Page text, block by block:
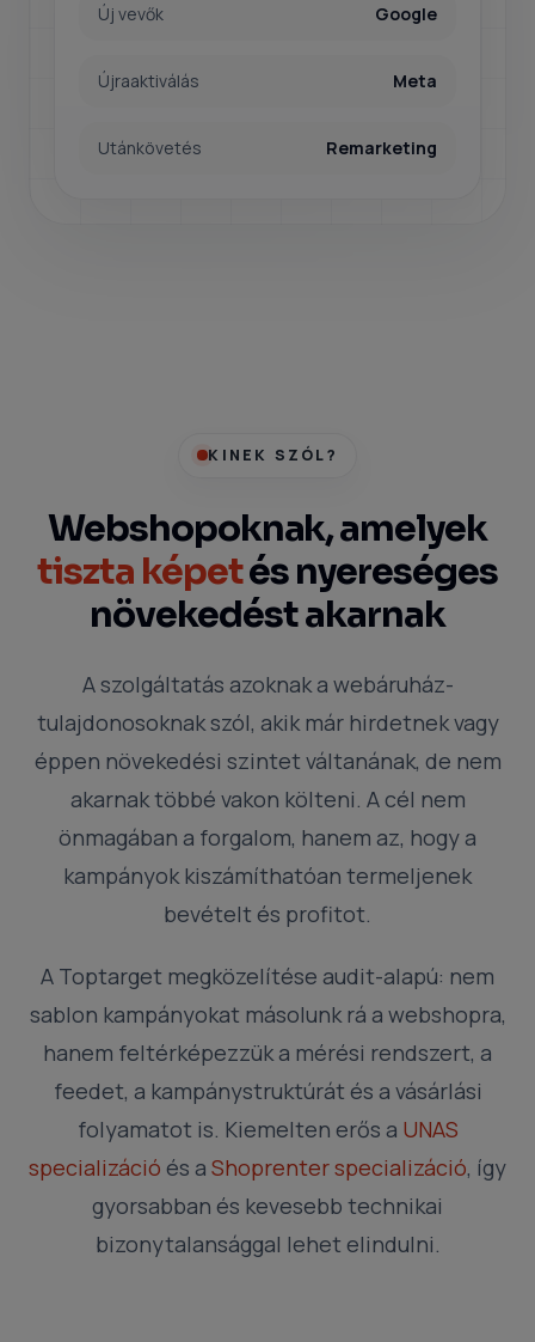
Új vevők Google
Újraaktiválás Meta
Utánkövetés Remarketing
KINEK SZÓL?
Webshopoknak, amelyek
tiszta képetés nyereséges
növekedést akarnak
A szolgáltatás azoknak a webáruház-
tulajdonosoknak szól, akik már hirdetnek vagy
éppen növekedési szintet váltanának, de nem
akarnak többé vakon költeni. A cél nem
önmagában a forgalom, hanem az, hogy a
kampányok kiszámíthatóan termeljenek
bevételt és profitot.
A Toptarget megközelítése audit-alapú: nem
sablon kampányokat másolunk rá a webshopra,
hanem feltérképezzük a mérési rendszert, a
feedet, a kampánystruktúrát és a vásárlási
folyamatot is. Kiemelten erős a UNAS
specializáció és a Shoprenter specializáció, így
gyorsabban és kevesebb technikai
bizonytalansággal lehet elindulni.